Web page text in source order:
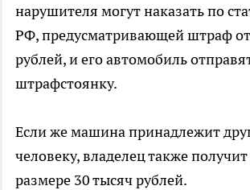
нарушителя могут наказать по
РФ, предусматривающей штраф
рублей, и его автомобиль
штрафстоянку.
Если же машина принадлежит
человеку, владелец также
размере 30 тысяч рублей.